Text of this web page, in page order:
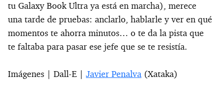
tu Galaxy Book Ultra ya está en marcha), merece
una tarde de pruebas: anclarlo, hablarle y ver en qué
momentos te ahorra minutos… o te da la pista que
te faltaba para pasar ese jefe que se te resistía.
Imágenes | Dall-E | Javier Penalva (Xataka)